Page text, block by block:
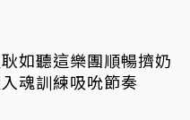
如聽這樂團順暢擠奶
魂訓練吸吮節奏